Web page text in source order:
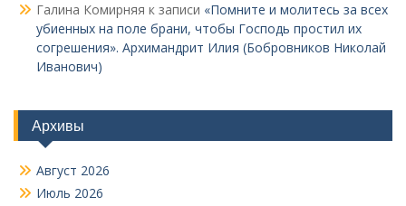
Галина Комирняя к записи «Помните и молитесь за всех
убиенных на поле брани, чтобы Господь простил их
согрешения». Архимандрит Илия (Бобровников Николай
Иванович)
Архивы
Август 2026
Июль 2026